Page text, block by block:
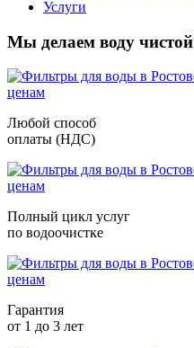
Услуги
Мы делаем воду чистой
Любой способ
оплаты (НДС)
Полный цикл услуг
по водоочистке
Гарантия
от 1 до 3 лет